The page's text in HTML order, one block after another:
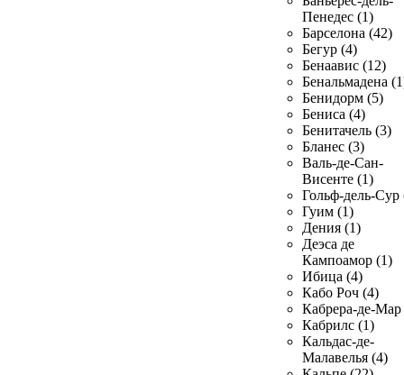
Пенедес (1)
Барселона (42)
Бегур (4)
Бенаавис (12)
Бенальмадена
Бенидорм (5)
Бениса (4)
Бенитачель (3)
Бланес (3)
Валь-де-Сан-
Висенте (1)
Гольф-дель-Сур
Гуим (1)
Дения (1)
Деэса де
Кампоамор (1)
Ибица (4)
Кабо Роч (4)
Кабрера-де-Мар
Кабрилс (1)
Кальдас-де-
Малавелья (4)